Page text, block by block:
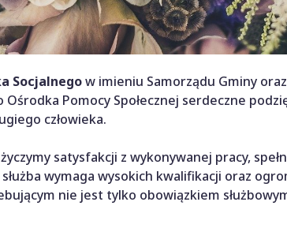
Socjalnegow imieniu Samorządu Gminy
Pomocy Społecznej serdeczne
człowieka.
satysfakcji z wykonywanej pracy,
wymaga wysokich kwalifikacji oraz
nie jest tylko obowiązkiem